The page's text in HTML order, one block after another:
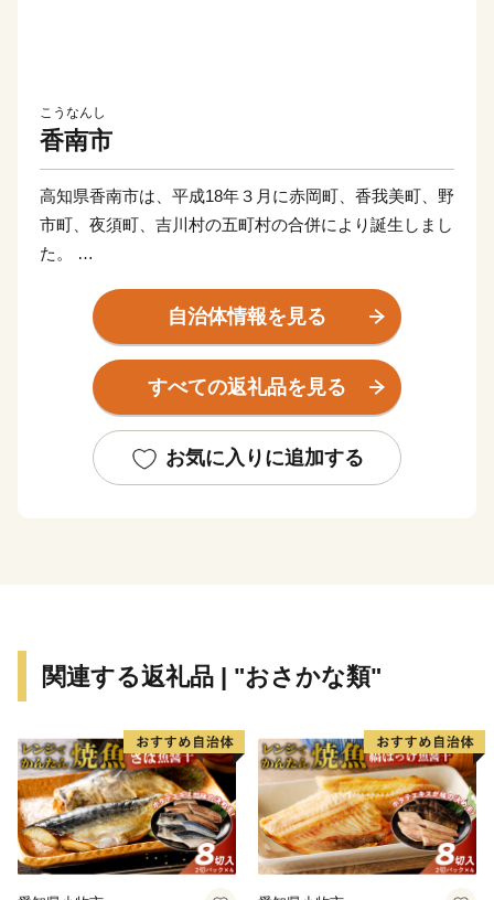
こうなんし
香南市
高知県香南市は、平成18年３月に赤岡町、香我美町、野
市町、夜須町、吉川村の五町村の合併により誕生しまし
た。
山地部からなり、市内を物部川、香宗川などが流れ、美
しい水と緑に包まれた元気で豊かなまちです。
香南市へのご寄附、誠にありがとうございます！
いたします♪
自治体情報を見る
すべての返礼品を見る
お気に入りに追加する
関連する返礼品 | "おさかな類"